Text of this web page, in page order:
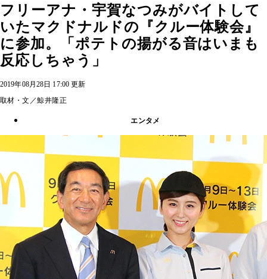
フリーアナ・宇賀なつみがバイトして
いたマクドナルドの『クルー体験会』
に参加。「ポテトの揚がる音はいまも
反応しちゃう」
2019年08月28日 17:00 更新
取材・文／鯨井隆正
エンタメ